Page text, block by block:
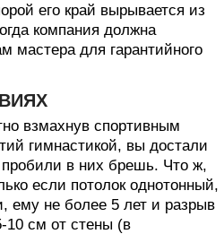
его край вырывается из
компания должна
мастера для гарантийного
взмахнув спортивным
гимнастикой, вы достали
в них брешь. Что ж,
если потолок однотонный,
ему не более 5 лет и разрыв
10 см от стены (в